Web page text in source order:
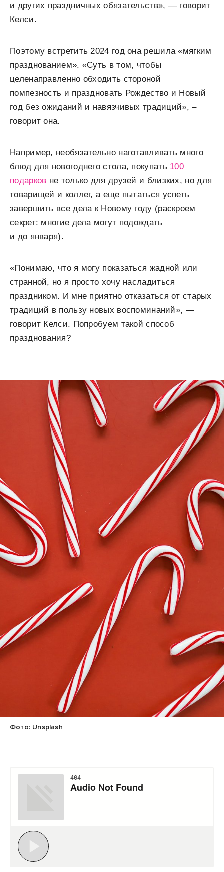
и других праздничных обязательств», — говорит
Келси.
Поэтому встретить 2024 год она решила «мягким
празднованием». «Суть в том, чтобы
целенаправленно обходить стороной
помпезность и праздновать Рождество и Новый
год без ожиданий и навязчивых традиций», –
говорит она.
Например, необязательно наготавливать много
блюд для новогоднего стола, покупать 100
подарков не только для друзей и близких, но для
товарищей и коллег, а еще пытаться успеть
завершить все дела к Новому году (раскроем
секрет: многие дела могут подождать
и до января).
«Понимаю, что я могу показаться жадной или
странной, но я просто хочу насладиться
праздником. И мне приятно отказаться от старых
традиций в пользу новых воспоминаний», —
говорит Келси. Попробуем такой способ
празднования?
Фото: Unsplash